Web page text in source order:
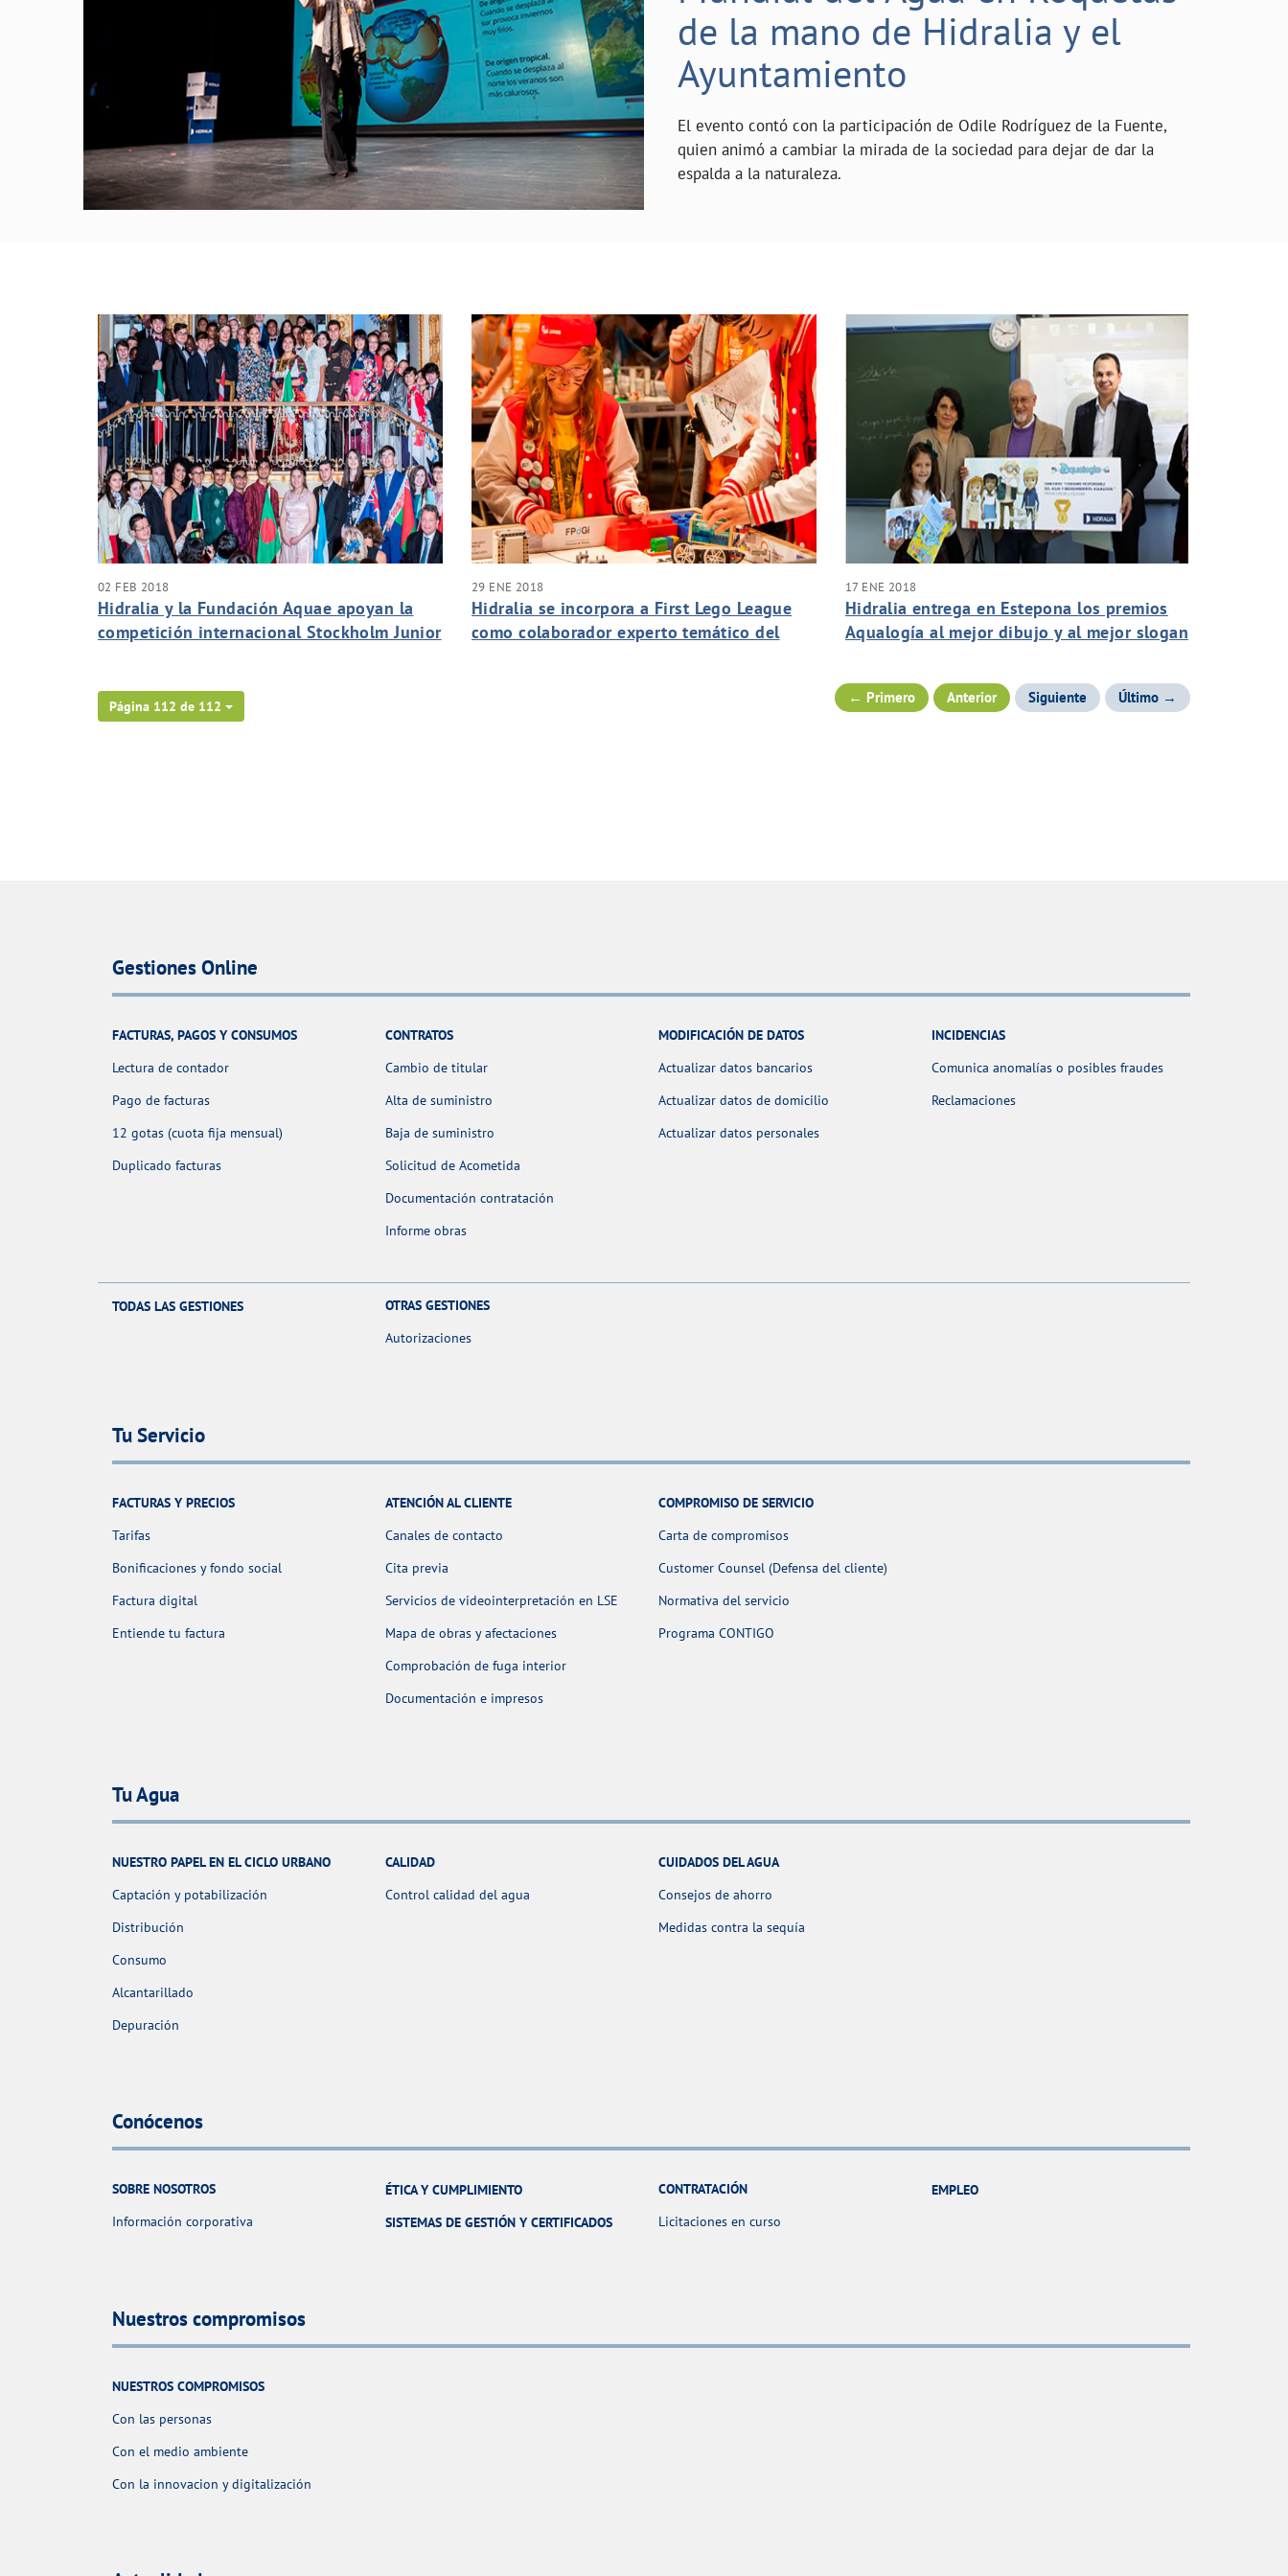
de la mano de Hidralia y el
Ayuntamiento
El evento contó con la participación de Odile Rodríguez de la Fuente,
quien animó a cambiar la mirada de la sociedad para dejar de dar la
espalda a la naturaleza.
02 FEB 2018
Hidralia y la Fundación Aquae apoyan la
competición internacional Stockholm Junior
29 ENE 2018
Hidralia se incorpora a First Lego League
como colaborador experto temático del
17 ENE 2018
Hidralia entrega en Estepona los premios
Aqualogía al mejor dibujo y al mejor slogan
Página 112 de 112
← Primero Anterior Siguiente Último →
Gestiones Online
FACTURAS, PAGOS Y CONSUMOS
Lectura de contador
Pago de facturas
12 gotas (cuota fija mensual)
Duplicado facturas
CONTRATOS
Cambio de titular
Alta de suministro
Baja de suministro
Solicitud de Acometida
Documentación contratación
Informe obras
MODIFICACIÓN DE DATOS
Actualizar datos bancarios
Actualizar datos de domicilio
Actualizar datos personales
INCIDENCIAS
Comunica anomalías o posibles fraudes
Reclamaciones
TODAS LAS GESTIONES
OTRAS GESTIONES
Autorizaciones
Tu Servicio
FACTURAS Y PRECIOS
Tarifas
Bonificaciones y fondo social
Factura digital
Entiende tu factura
ATENCIÓN AL CLIENTE
Canales de contacto
Cita previa
Servicios de videointerpretación en LSE
Mapa de obras y afectaciones
Comprobación de fuga interior
Documentación e impresos
COMPROMISO DE SERVICIO
Carta de compromisos
Customer Counsel (Defensa del cliente)
Normativa del servicio
Programa CONTIGO
Tu Agua
NUESTRO PAPEL EN EL CICLO URBANO
Captación y potabilización
Distribución
Consumo
Alcantarillado
Depuración
CALIDAD
Control calidad del agua
CUIDADOS DEL AGUA
Consejos de ahorro
Medidas contra la sequía
Conócenos
SOBRE NOSOTROS
Información corporativa
ÉTICA Y CUMPLIMIENTO
SISTEMAS DE GESTIÓN Y CERTIFICADOS
CONTRATACIÓN
Licitaciones en curso
EMPLEO
Nuestros compromisos
NUESTROS COMPROMISOS
Con las personas
Con el medio ambiente
Con la innovacion y digitalización